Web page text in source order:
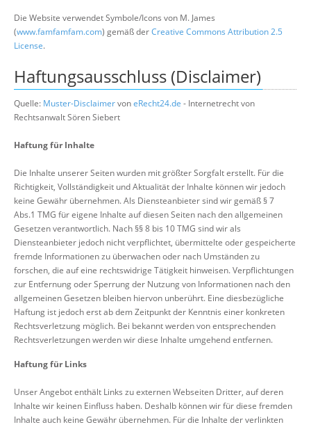
Die Website verwendet Symbole/Icons von M. James
(www.famfamfam.com) gemäß derCreative Commons Attribution 2.5
License.
Haftungsausschluss (Disclaimer)
Quelle: Muster-DisclaimervoneRecht24.de - Internetrecht von
Rechtsanwalt Sören Siebert
Haftung für Inhalte
Die Inhalte unserer Seiten wurden mit größter Sorgfalt erstellt. Für die
Richtigkeit, Vollständigkeit und Aktualität der Inhalte können wir jedoch
keine Gewähr übernehmen. Als Diensteanbieter sind wir gemäß § 7
Abs.1 TMG für eigene Inhalte auf diesen Seiten nach den allgemeinen
Gesetzen verantwortlich. Nach §§ 8 bis 10 TMG sind wir als
Diensteanbieter jedoch nicht verpflichtet, übermittelte oder gespeicherte
fremde Informationen zu überwachen oder nach Umständen zu
forschen, die auf eine rechtswidrige Tätigkeit hinweisen. Verpflichtungen
zur Entfernung oder Sperrung der Nutzung von Informationen nach den
allgemeinen Gesetzen bleiben hiervon unberührt. Eine diesbezügliche
Haftung ist jedoch erst ab dem Zeitpunkt der Kenntnis einer konkreten
Rechtsverletzung möglich. Bei bekannt werden von entsprechenden
Rechtsverletzungen werden wir diese Inhalte umgehend entfernen.
Haftung für Links
Unser Angebot enthält Links zu externen Webseiten Dritter, auf deren
Inhalte wir keinen Einfluss haben. Deshalb können wir für diese fremden
Inhalte auch keine Gewähr übernehmen. Für die Inhalte der verlinkten